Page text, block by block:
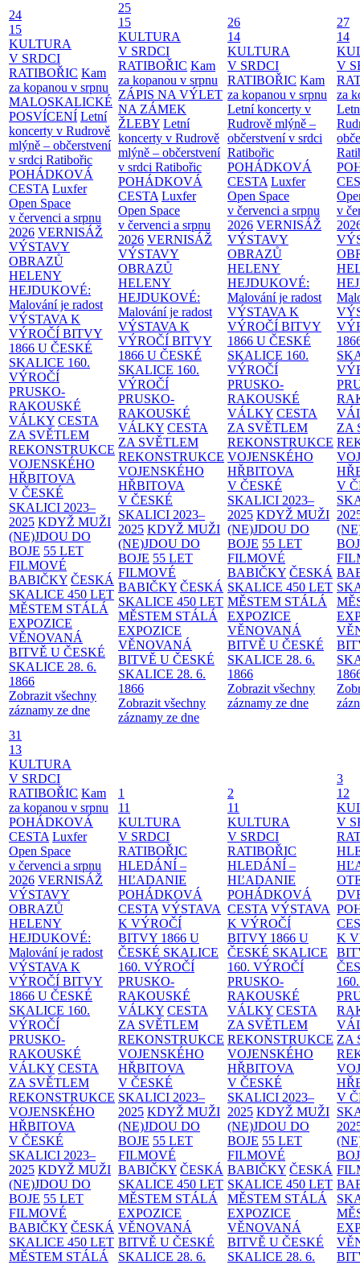
24
15
KULTURA
V SRDCI
RATIBOŘIC Kam
za kopanou v srpnu
MALOSKALICKÉ
POSVÍCENÍ Letní
koncerty v Rudrově
mlýně – občerstvení
v srdci Ratibořic
POHÁDKOVÁ
CESTA Luxfer
Open Space
v červenci a srpnu
2026 VERNISÁŽ
VÝSTAVY
OBRAZŮ
HELENY
HEJDUKOVÉ:
Malování je radost
VÝSTAVA K
VÝROČÍ BITVY
1866 U ČESKÉ
SKALICE 160.
VÝROČÍ
PRUSKO-
RAKOUSKÉ
VÁLKY CESTA
ZA SVĚTLEM
REKONSTRUKCE
VOJENSKÉHO
HŘBITOVA
V ČESKÉ
SKALICI 2023–
2025 KDYŽ MUŽI
(NE)JDOU DO
BOJE 55 LET
FILMOVÉ
BABIČKY ČESKÁ
SKALICE 450 LET
MĚSTEM STÁLÁ
EXPOZICE
VĚNOVANÁ
BITVĚ U ČESKÉ
SKALICE 28. 6.
1866
Zobrazit všechny
záznamy ze dne
25
15
KULTURA
V SRDCI
RATIBOŘIC Kam
za kopanou v srpnu
ZÁPIS NA VÝLET
NA ZÁMEK
ŽLEBY Letní
koncerty v Rudrově
mlýně – občerstvení
v srdci Ratibořic
POHÁDKOVÁ
CESTA Luxfer
Open Space
v červenci a srpnu
2026 VERNISÁŽ
VÝSTAVY
OBRAZŮ
HELENY
HEJDUKOVÉ:
Malování je radost
VÝSTAVA K
VÝROČÍ BITVY
1866 U ČESKÉ
SKALICE 160.
VÝROČÍ
PRUSKO-
RAKOUSKÉ
VÁLKY CESTA
ZA SVĚTLEM
REKONSTRUKCE
VOJENSKÉHO
HŘBITOVA
V ČESKÉ
SKALICI 2023–
2025 KDYŽ MUŽI
(NE)JDOU DO
BOJE 55 LET
FILMOVÉ
BABIČKY ČESKÁ
SKALICE 450 LET
MĚSTEM STÁLÁ
EXPOZICE
VĚNOVANÁ
BITVĚ U ČESKÉ
SKALICE 28. 6.
1866
Zobrazit všechny
záznamy ze dne
26
14
KULTURA
V SRDCI
RATIBOŘIC Kam
za kopanou v srpnu
Letní koncerty v
Rudrově mlýně –
občerstvení v srdci
Ratibořic
POHÁDKOVÁ
CESTA Luxfer
Open Space
v červenci a srpnu
2026 VERNISÁŽ
VÝSTAVY
OBRAZŮ
HELENY
HEJDUKOVÉ:
Malování je radost
VÝSTAVA K
VÝROČÍ BITVY
1866 U ČESKÉ
SKALICE 160.
VÝROČÍ
PRUSKO-
RAKOUSKÉ
VÁLKY CESTA
ZA SVĚTLEM
REKONSTRUKCE
VOJENSKÉHO
HŘBITOVA
V ČESKÉ
SKALICI 2023–
2025 KDYŽ MUŽI
(NE)JDOU DO
BOJE 55 LET
FILMOVÉ
BABIČKY ČESKÁ
SKALICE 450 LET
MĚSTEM STÁLÁ
EXPOZICE
VĚNOVANÁ
BITVĚ U ČESKÉ
SKALICE 28. 6.
1866
Zobrazit všechny
záznamy ze dne
27
14
V
za
v
ZA
V
31
13
KULTURA
V SRDCI
RATIBOŘIC Kam
za kopanou v srpnu
POHÁDKOVÁ
CESTA Luxfer
Open Space
v červenci a srpnu
2026 VERNISÁŽ
VÝSTAVY
OBRAZŮ
HELENY
HEJDUKOVÉ:
Malování je radost
VÝSTAVA K
VÝROČÍ BITVY
1866 U ČESKÉ
SKALICE 160.
VÝROČÍ
PRUSKO-
RAKOUSKÉ
VÁLKY CESTA
ZA SVĚTLEM
REKONSTRUKCE
VOJENSKÉHO
HŘBITOVA
V ČESKÉ
SKALICI 2023–
2025 KDYŽ MUŽI
(NE)JDOU DO
BOJE 55 LET
FILMOVÉ
BABIČKY ČESKÁ
SKALICE 450 LET
MĚSTEM STÁLÁ
1
11
KULTURA
V SRDCI
RATIBOŘIC
HLEDÁNÍ –
HĽADANIE
POHÁDKOVÁ
CESTA VÝSTAVA
K VÝROČÍ
BITVY 1866 U
ČESKÉ SKALICE
160. VÝROČÍ
PRUSKO-
RAKOUSKÉ
VÁLKY CESTA
ZA SVĚTLEM
REKONSTRUKCE
VOJENSKÉHO
HŘBITOVA
V ČESKÉ
SKALICI 2023–
2025 KDYŽ MUŽI
(NE)JDOU DO
BOJE 55 LET
FILMOVÉ
BABIČKY ČESKÁ
SKALICE 450 LET
MĚSTEM STÁLÁ
EXPOZICE
VĚNOVANÁ
BITVĚ U ČESKÉ
SKALICE 28. 6.
2
11
KULTURA
V SRDCI
RATIBOŘIC
HLEDÁNÍ –
HĽADANIE
POHÁDKOVÁ
CESTA VÝSTAVA
K VÝROČÍ
BITVY 1866 U
ČESKÉ SKALICE
160. VÝROČÍ
PRUSKO-
RAKOUSKÉ
VÁLKY CESTA
ZA SVĚTLEM
REKONSTRUKCE
VOJENSKÉHO
HŘBITOVA
V ČESKÉ
SKALICI 2023–
2025 KDYŽ MUŽI
(NE)JDOU DO
BOJE 55 LET
FILMOVÉ
BABIČKY ČESKÁ
SKALICE 450 LET
MĚSTEM STÁLÁ
EXPOZICE
VĚNOVANÁ
BITVĚ U ČESKÉ
SKALICE 28. 6.
3
12
V
K
ZA
V